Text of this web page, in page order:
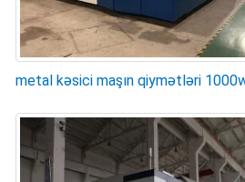
metal kəsici maşın qiymətləri